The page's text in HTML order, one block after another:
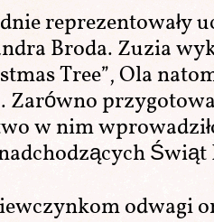
reprezentowały
Broda. Zuzia
Tree”, Ola
Zarówno
w nim
Świąt
odwagi